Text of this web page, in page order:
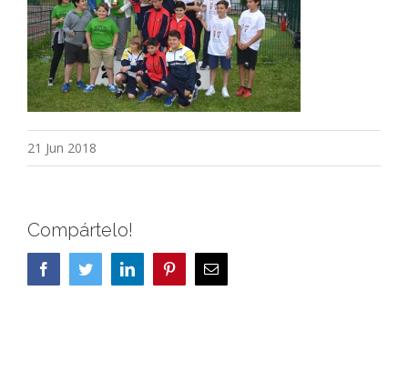
21 Jun 2018
Compártelo!
FacebookTwitterLinkedIn PinterestCorreo
electrónico